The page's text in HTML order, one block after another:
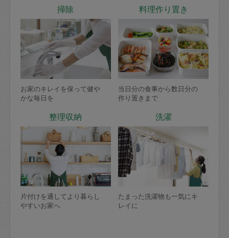
掃除
お家のキレイを保って健や
かな毎日を
料理作り置き
当日分の食事から数日分の
作り置きまで
整理収納
片付けを通してより暮らし
やすいお家へ
洗濯
たまった洗濯物も一気にキ
レイに